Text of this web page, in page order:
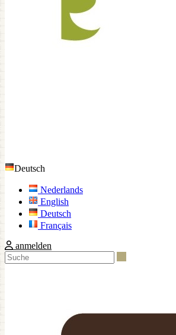
Deutsch
Nederlands
English
Deutsch
Français
anmelden